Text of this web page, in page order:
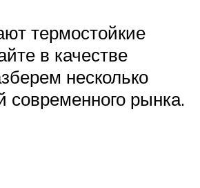
термостойкие
в качестве
несколько
современного рынка.